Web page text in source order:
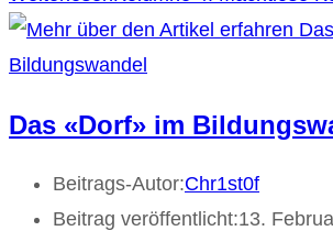
Das «Dorf» im
Beitrags-Autor:Chr1st0f
Beitrag veröffentlicht:13.